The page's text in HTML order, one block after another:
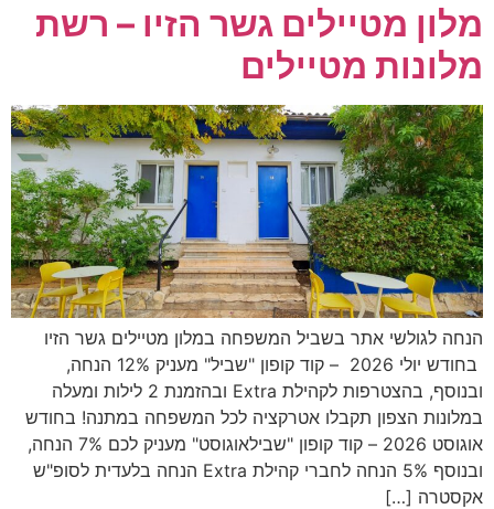
מלון מטיילים גשר הזיו – רשת
מלונות מטיילים
הנחה לגולשי אתר בשביל המשפחה במלון מטיילים גשר הזיו
בחודש יולי 2026 – קוד קופון "שביל" מעניק 12% הנחה,
ובנוסף, בהצטרפות לקהילת Extra ובהזמנת 2 לילות ומעלה
במלונות הצפון תקבלו אטרקציה לכל המשפחה במתנה! בחודש
אוגוסט 2026 – קוד קופון "שבילאוגוסט" מעניק לכם 7% הנחה,
ובנוסף 5% הנחה לחברי קהילת Extra הנחה בלעדית לסופ"ש
אקסטרה […]